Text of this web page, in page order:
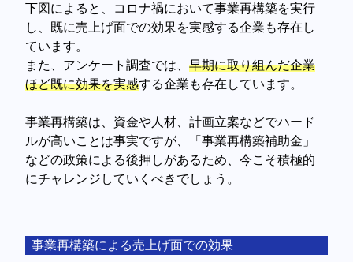
下図によると、コロナ禍において事業再構築を実行
し、既に売上げ面での効果を実感する企業も存在し
ています。
また、アンケート調査では、早期に取り組んだ企業
ほど既に効果を実感する企業も存在しています。
事業再構築は、資金や人材、計画立案などでハード
ルが高いことは事実ですが、「事業再構築補助金」
などの政策による後押しがあるため、今こそ積極的
にチャレンジしていくべきでしょう。
事業再構築による売上げ面での効果